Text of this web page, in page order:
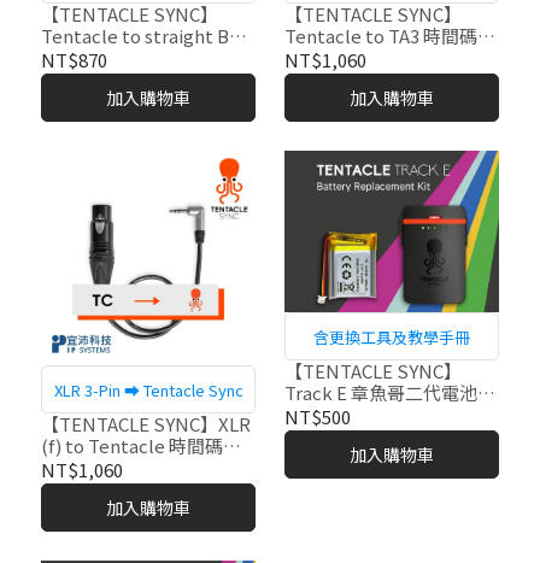
【TENTACLE SYNC】
Tentacle to straight BNC
(直頭BNC) 時間碼轉接線-
C06
NT$870
加入購物車
【TENTACLE SYNC】
Tentacle to TA3 時間碼轉
接線-C09
NT$1,060
加入購物車
XLR 3-Pin ⮕ Tentacle Sync
【TENTACLE SYNC】XLR
(f) to Tentacle 時間碼轉
接線-C05
NT$1,060
加入購物車
含更換工具及教學手冊
【TENTACLE SYNC】
Track E 章魚哥二代電池替
換組
NT$500
加入購物車